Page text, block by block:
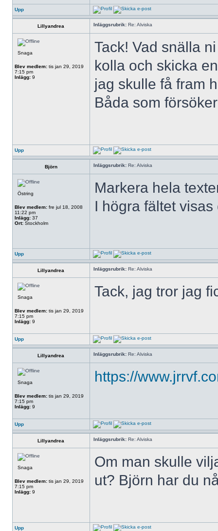
Upp
Lillyandrea Inläggsrubrik: Re: Alviska
Snaga
Blev medlem: tis jan 29, 2019
7:15 pm
Inlägg: 9
Tack! Vad snälla
kolla och skicka
jag skulle få fram
Båda som
Upp
Björn Inläggsrubrik: Re: Alviska
Östring
Blev medlem: fre jul 18, 2008
11:22 pm
Inlägg: 37
Ort: Stockholm
Markera hela
I högra fältet
Upp
Lillyandrea Inläggsrubrik: Re: Alviska
Snaga
Blev medlem: tis jan 29, 2019
7:15 pm
Inlägg: 9
Tack, jag tror jag
Upp
Lillyandrea Inläggsrubrik: Re: Alviska
Snaga
Blev medlem: tis jan 29, 2019
7:15 pm
Inlägg: 9
https://
Upp
Lillyandrea Inläggsrubrik: Re: Alviska
Snaga
Blev medlem: tis jan 29, 2019
7:15 pm
Inlägg: 9
Om man skulle
ut? Björn har du
Upp